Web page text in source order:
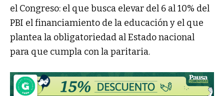
el Congreso: el que busca elevar del 6 al 10% del
PBI el financiamiento de la educación y el que
plantea la obligatoriedad al Estado nacional
para que cumpla con la paritaria.